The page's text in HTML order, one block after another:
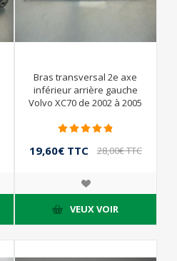
Bras transversal 2e axe
inférieur arrière gauche
Volvo XC70 de 2002 à 2005
19,60€ TTC 28,00€ TTC
VEUX VOIR